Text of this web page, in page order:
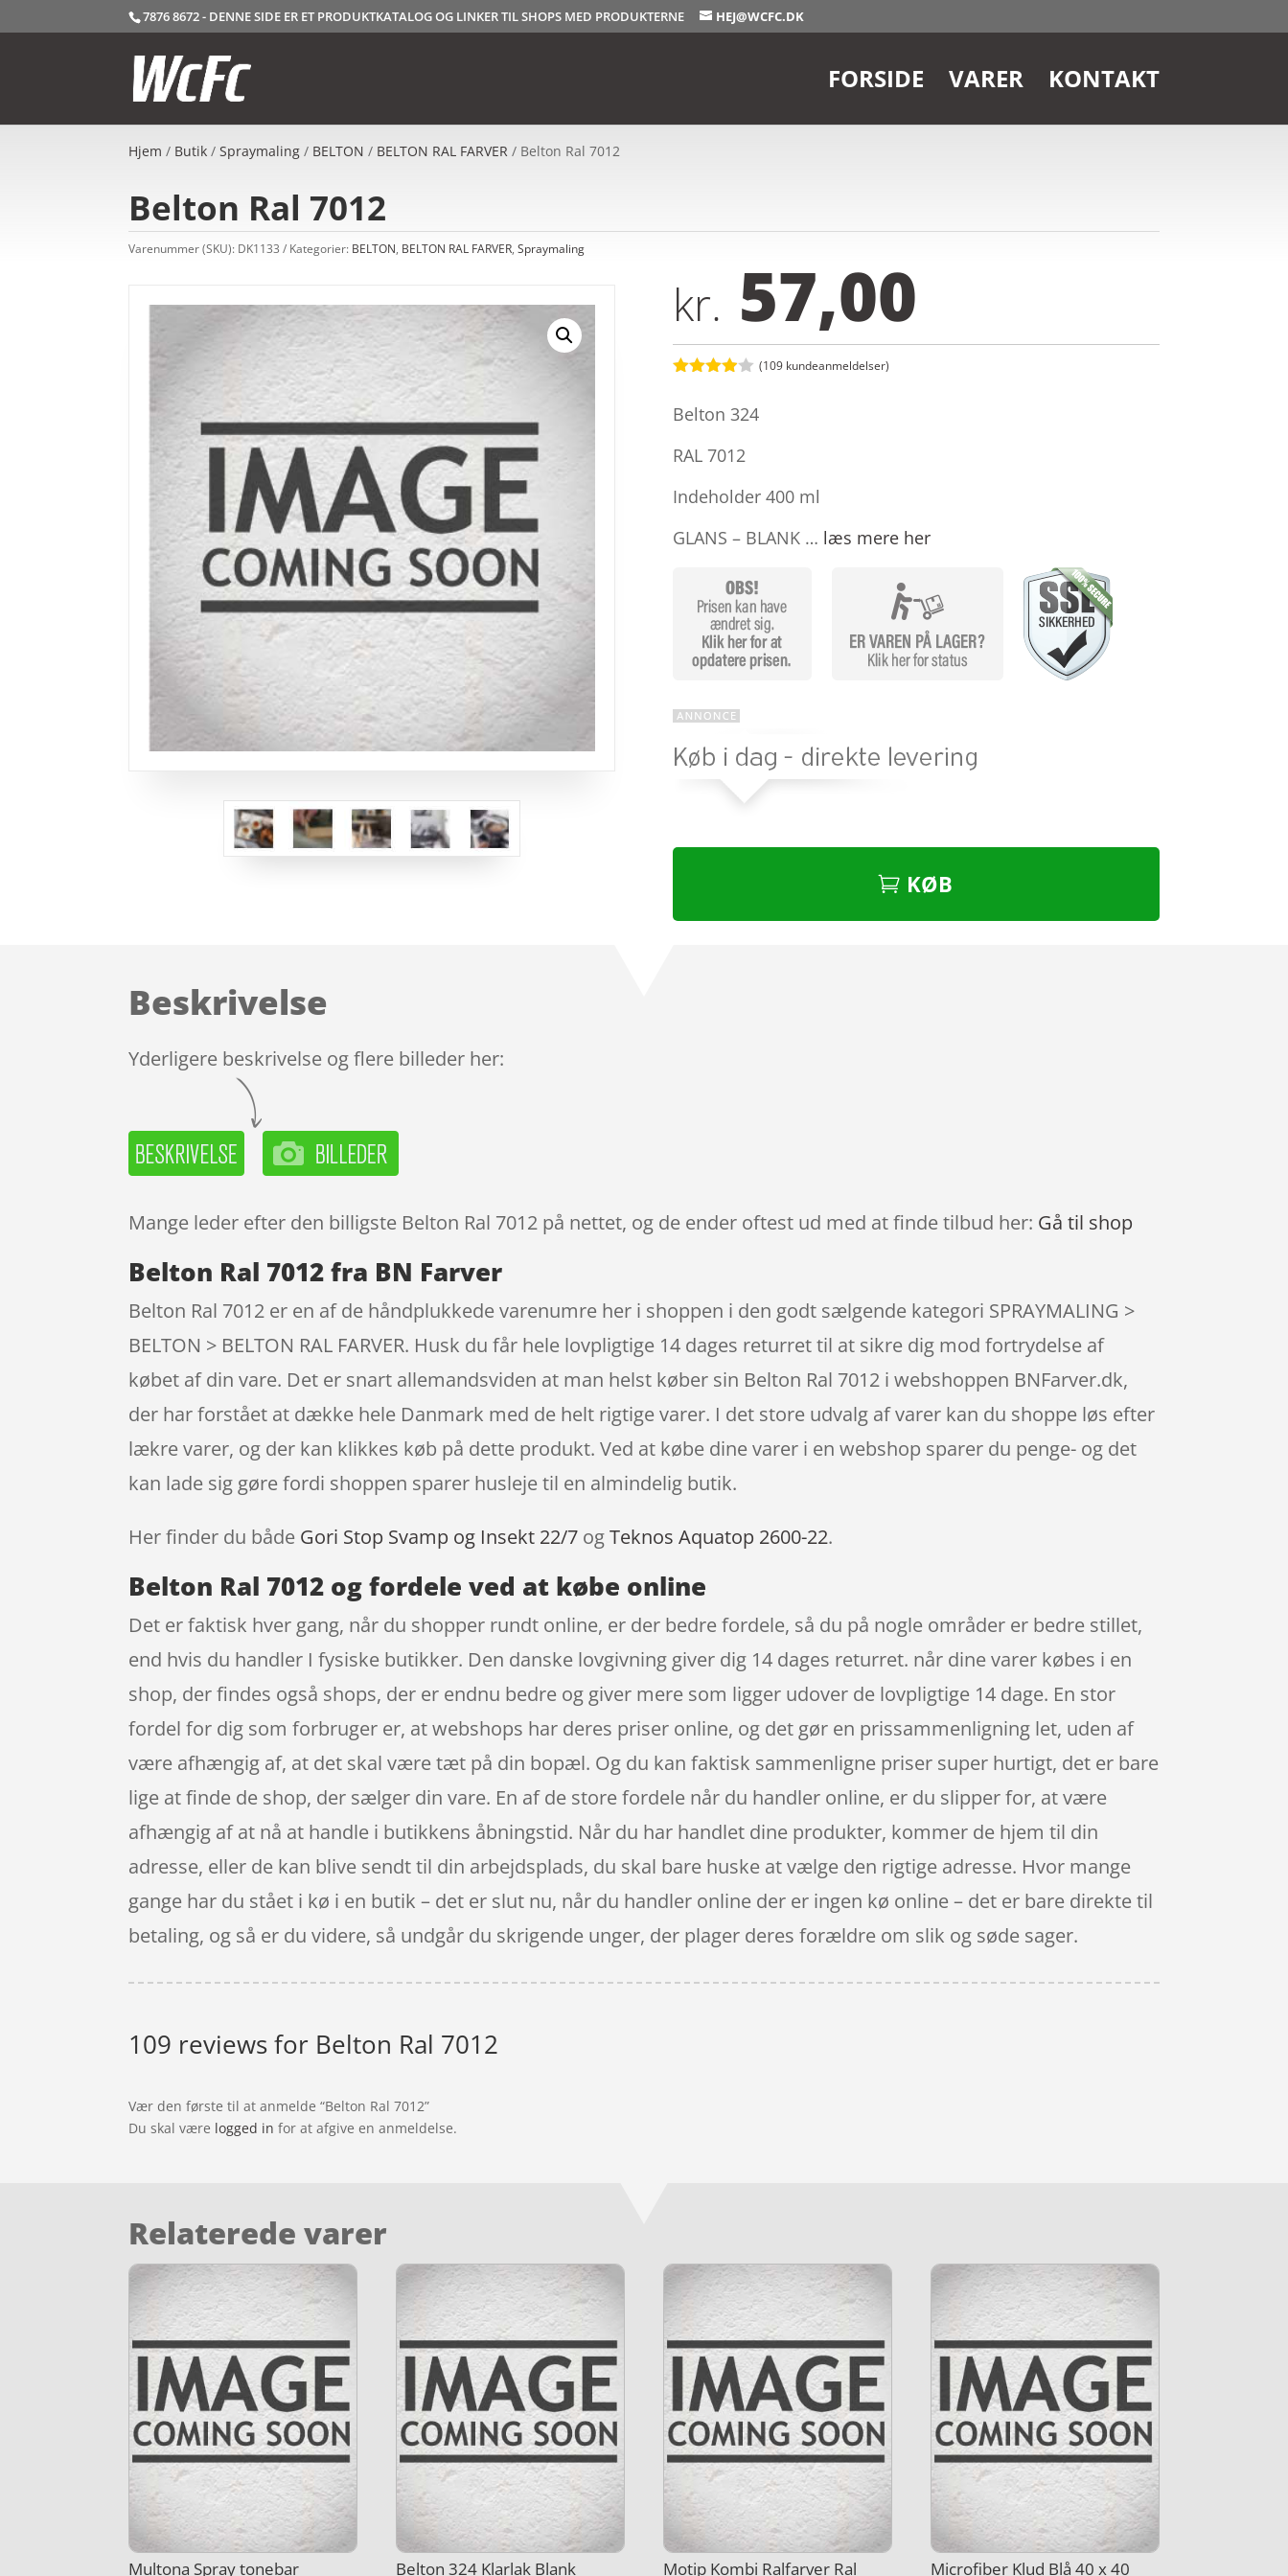
7876 8672 - DENNE SIDE ER ET PRODUKTKATALOG OG LINKER TIL SHOPS MED PRODUKTERNE HEJ@WCFC.DK
FORSIDE VARER KONTAKT
Hjem / Butik /Spraymaling / BELTON / BELTON RAL FARVER / Belton Ral 7012
Belton Ral 7012
Varenummer (SKU): DK1133 Kategorier: BELTON, BELTON RAL FARVER,Spraymaling
kr. 57,00
ud af 5
på
kundebed
r
(109kundeanmeldelser)
Belton 324
RAL 7012
Indeholder 400 ml
GLANS – BLANK … læs mere her
KØB
Beskrivelse
Yderligere beskrivelse og flere billeder her:
Mange leder efter den billigste Belton Ral 7012 på nettet, og de ender oftest ud med at finde tilbud her: Gå til shop
Belton Ral 7012 fra BN Farver
Belton Ral 7012 er en af de håndplukkede varenumre her i shoppen i den godt sælgende kategori SPRAYMALING >
BELTON > BELTON RAL FARVER. Husk du får hele lovpligtige 14 dages returret til at sikre dig mod fortrydelse af
købet af din vare. Det er snart allemandsviden at man helst køber sin Belton Ral 7012 i webshoppen BNFarver.dk,
der har forstået at dække hele Danmark med de helt rigtige varer. I det store udvalg af varer kan du shoppe løs efter
lækre varer, og der kan klikkes køb på dette produkt. Ved at købe dine varer i en webshop sparer du penge- og det
kan lade sig gøre fordi shoppen sparer husleje til en almindelig butik.
Her finder du både Gori Stop Svamp og Insekt 22/7 ogTeknos Aquatop 2600-22.
Belton Ral 7012 og fordele ved at købe online
Det er faktisk hver gang, når du shopper rundt online, er der bedre fordele, så du på nogle områder er bedre stillet,
end hvis du handler I fysiske butikker. Den danske lovgivning giver dig 14 dages returret. når dine varer købes i en
shop, der findes også shops, der er endnu bedre og giver mere som ligger udover de lovpligtige 14 dage. En stor
fordel for dig som forbruger er, at webshops har deres priser online, og det gør en prissammenligning let, uden af
være afhængig af, at det skal være tæt på din bopæl. Og du kan faktisk sammenligne priser super hurtigt, det er bare
lige at finde de shop, der sælger din vare. En af de store fordele når du handler online, er du slipper for, at være
afhængig af at nå at handle i butikkens åbningstid. Når du har handlet dine produkter, kommer de hjem til din
adresse, eller de kan blive sendt til din arbejdsplads, du skal bare huske at vælge den rigtige adresse. Hvor mange
gange har du stået i kø i en butik – det er slut nu, når du handler online der er ingen kø online – det er bare direkte til
betaling, og så er du videre, så undgår du skrigende unger, der plager deres forældre om slik og søde sager.
109 reviews for Belton Ral 7012
Vær den første til at anmelde “Belton Ral 7012”
Du skal være logged in for at afgive en anmeldelse.
Relaterede varer
Multona Spray tonebar Belton 324 Klarlak Blank Motip Kombi Ralfarver Ral Microfiber Klud Blå 40 x 40